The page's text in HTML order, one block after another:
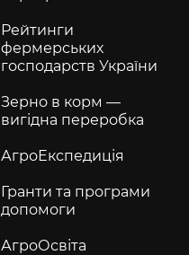
Рейтинги
фермерських
господарств України
Зерно в корм —
вигідна переробка
АгроЕкспедиція
Гранти та програми
допомоги
АгроОсвіта